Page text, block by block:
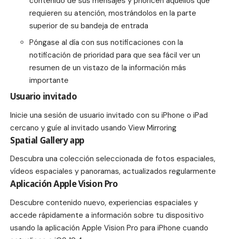
requieren su atención, mostrándolos en la parte
superior de su bandeja de entrada
Póngase al día con sus notificaciones con la
notificación de prioridad para que sea fácil ver un
resumen de un vistazo de la información más
importante
Usuario invitado
Inicie una sesión de usuario invitado con su iPhone o iPad
cercano y guíe al invitado usando View Mirroring
Spatial Gallery app
Descubra una colección seleccionada de fotos espaciales,
vídeos espaciales y panoramas, actualizados regularmente
Aplicación Apple Vision Pro
Descubre contenido nuevo, experiencias espaciales y
accede rápidamente a información sobre tu dispositivo
usando la aplicación Apple Vision Pro para iPhone cuando